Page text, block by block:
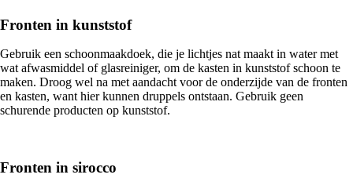
Fronten in kunststof
Gebruik een schoonmaakdoek, die je lichtjes nat maakt in water met
wat afwasmiddel of glasreiniger, om de kasten in kunststof schoon te
maken. Droog wel na met aandacht voor de onderzijde van de fronten
en kasten, want hier kunnen druppels ontstaan. Gebruik geen
schurende producten op kunststof.
Fronten in sirocco